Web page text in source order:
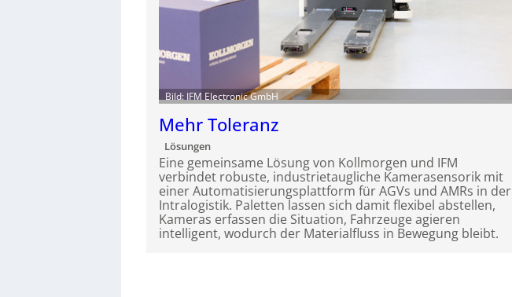
Bild: IFM Electronic GmbH
Mehr Toleranz
Lösungen
Eine gemeinsame Lösung von Kollmorgen und IFM
verbindet robuste, industrietaugliche Kamerasensorik mit
einer Automatisierungsplattform für AGVs und AMRs in der
Intralogistik. Paletten lassen sich damit flexibel abstellen,
Kameras erfassen die Situation, Fahrzeuge agieren
intelligent, wodurch der Materialfluss in Bewegung bleibt.